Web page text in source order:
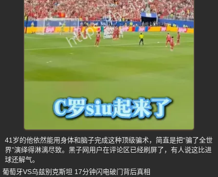
41岁的他依然能用身体和脑子完成这种顶级骗术，简直是把“骗了全世
界”演绎得淋漓尽致。黑子网用户在评论区已经刷屏了，有人说这比进
球还解气。
葡萄牙VS乌兹别克斯坦 17分钟闪电破门背后真相